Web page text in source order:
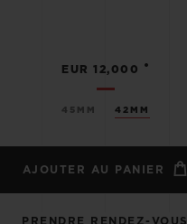
45MM 42MM
EUR 12,000 •
AJOUTER AU PANIER
PRENDRE RENDEZ-VOUS